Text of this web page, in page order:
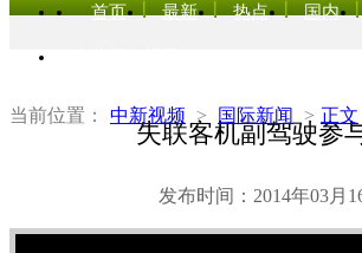
首页 最新 热点 国内
当前位置： 中新视频 > 国际新闻 > 正文
失联客机副驾驶参
发布时间：2014年03月